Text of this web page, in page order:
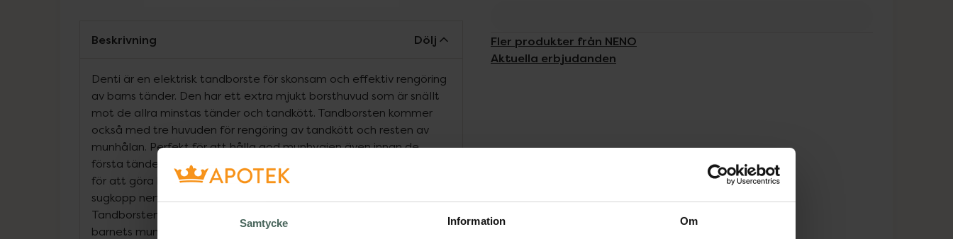
Samtycke Information Om
Fler produkter från NENO
Aktuella erbjudanden
Beskrivning Dölj
Denti är en elektrisk tandborste för skonsam och effektiv rengöring
av barns tänder. Den har ett extra mjukt borsthuvud som är snällt
mot de allra minstas tänder och tandkött. Tandborsten kommer
också med tre huvuden för rengöring av tandkött och resten av
munhålan. Perfekt för att hålla god munhygien även innan de
första tänderna har brutit fram. Denti är utformad som en pingvin
för att göra borstningen rolig och lekful. Den har också en praktisk
sugkopp nertill för att kunna ställas upprätt när den inte används.
Tandborsten har inbyggd belysning för att enklare kunna se i
barnets mun och ha koll på tänder och tandkött. Den drivs av ett